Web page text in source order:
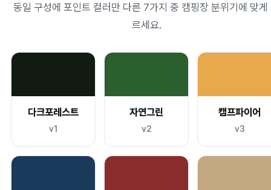
동일 구성에 포인트 컬러만 다른 7가지 중 캠핑장 분위기에 맞게
르세요.
다크포레스트
v1
자연그린
v2
캠프파이어
v3